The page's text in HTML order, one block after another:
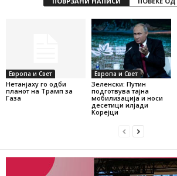
Европа и Свет
Нетанјаху го одби
планoт на Трамп за
Газа
Европа и Свет
Зеленски: Путин
подготвува тајна
мобилизација и носи
десетици илјади
Корејци